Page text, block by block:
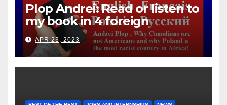
Plop Andrei: Read or listen to
my book in 4 foreign
languages
APR 23, 2023